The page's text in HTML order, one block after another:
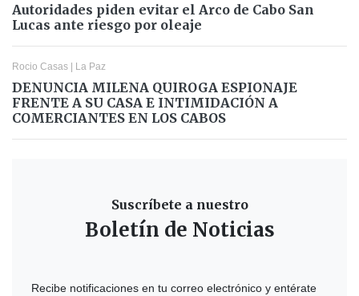
Autoridades piden evitar el Arco de Cabo San
Lucas ante riesgo por oleaje
Rocio Casas | La Paz
DENUNCIA MILENA QUIROGA ESPIONAJE
FRENTE A SU CASA E INTIMIDACIÓN A
COMERCIANTES EN LOS CABOS
Suscríbete a nuestro
Boletín de Noticias
Recibe notificaciones en tu correo electrónico y entérate